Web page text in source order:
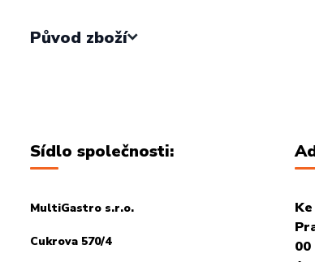
Původ zboží
Sídlo společnosti:
MultiGastro s.r.o.
Cukrova 570/4
00